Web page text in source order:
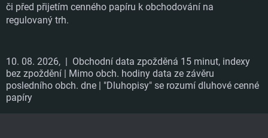
či před přijetím cenného papíru k obchodování na
regulovaný trh.
10. 08. 2026, | Obchodní data zpožděná 15 minut, indexy
bez zpoždění | Mimo obch. hodiny data ze závěru
posledního obch. dne | "Dluhopisy" se rozumí dluhové cenné
papíry